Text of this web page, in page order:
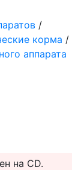
/
корма /
аппарата
на CD.